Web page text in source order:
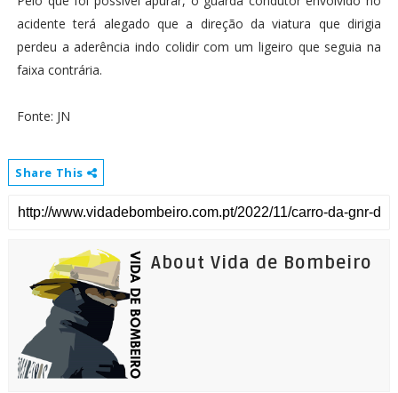
acidente terá alegado que a direção da viatura que dirigia
perdeu a aderência indo colidir com um ligeiro que seguia na
faixa contrária.
Fonte: JN
Share This
About Vida de Bombeiro